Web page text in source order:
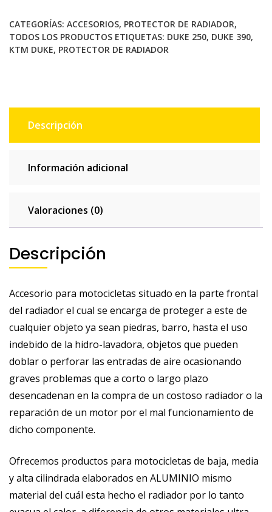
KTM
DUKE
200
cantidad
CATEGORÍAS: ACCESORIOS, PROTECTOR DE RADIADOR,
TODOS LOS PRODUCTOS ETIQUETAS: DUKE 250, DUKE 390,
KTM DUKE, PROTECTOR DE RADIADOR
Descripción
Información adicional
Valoraciones (0)
Descripción
Accesorio para motocicletas situado en la parte frontal
del radiador el cual se encarga de proteger a este de
cualquier objeto ya sean piedras, barro, hasta el uso
indebido de la hidro-lavadora, objetos que pueden
doblar o perforar las entradas de aire ocasionando
graves problemas que a corto o largo plazo
desencadenan en la compra de un costoso radiador o la
reparación de un motor por el mal funcionamiento de
dicho componente.
Ofrecemos productos para motocicletas de baja, media
y alta cilindrada elaborados en ALUMINIO mismo
material del cuál esta hecho el radiador por lo tanto